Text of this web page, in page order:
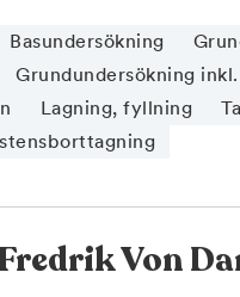
Basundersökning
Grundundersökning
Lagning, fyllning
Von